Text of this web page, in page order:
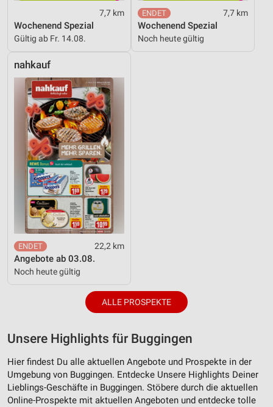
7,7 km
Wochenend Spezial
Gültig ab Fr. 14.08.
7,7 km
Wochenend Spezial
Noch heute gültig
nahkauf
22,2 km
Angebote ab 03.08.
Noch heute gültig
ALLE PROSPEKTE
Unsere Highlights für Buggingen
Hier findest Du alle aktuellen Angebote und Prospekte in der
Umgebung von Buggingen. Entdecke Unsere Highlights Deiner
Lieblings-Geschäfte in Buggingen. Stöbere durch die aktuellen
Online-Prospekte mit aktuellen Angeboten und entdecke tolle